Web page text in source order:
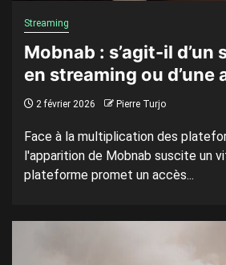
Streaming
Mobnab : s’agit-il d’un
en streaming ou d’une
2 février 2026 Pierre Turjo
Face à la multiplication des
l'apparition de Mobnab suscite un
plateforme promet un accès...